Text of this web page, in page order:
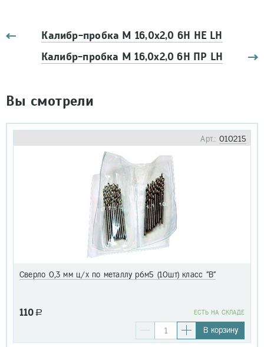
Калибр-пробка М 16,0х2,0 6Н НЕ LH
Калибр-пробка М 16,0х2,0 6Н ПР LH
Вы смотрели
Арт.: 010215
Сверло 0,3 мм ц/х по металлу р6м5 (10шт) класс "В"
110 a EСТЬ НА СКЛАДЕ
В корзину